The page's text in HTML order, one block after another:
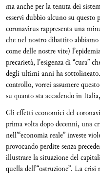
ma anche per la tenuta dei
esservi dubbio alcuno su
coronavirus rappresenta una
che nel nostro dibattito
come delle nostre vite)
precarietà, l’esigenza di “cura”
degli ultimi anni ha
controllo, vorrei assumere
su quanto sta accadendo in
Gli effetti economici del
prima volta dopo decenni, una
nell’“economia reale” investe
provocando perdite senza
illustrare la situazione del
quella dell’“ostruzione”. La